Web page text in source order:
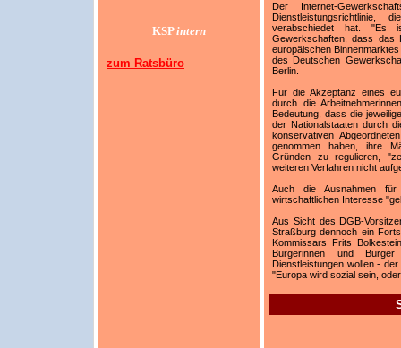
KSPintern
zum Ratsbüro
Der Internet-
verabschiedet hat. "Es
Gewerkschaften, dass das
europäischen
des Deutschen
Berlin.
Für die Akzeptanz eines
durch die
Bedeutung, dass die
der Nationalstaaten durch
konservativen
genommen haben, ihre
Gründen zu regulieren,
weiteren Verfahren nicht
Auch die Ausnahmen für
wirtschaftlichen Interesse
Aus Sicht des DGB-
Straßburg dennoch ein
Kommissars Frits
Bürgerinnen und
Dienstleistungen wollen -
"Europa wird sozial sein,